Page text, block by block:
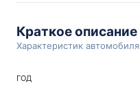
Краткое описание
Характеристик автомобиля
ГОД